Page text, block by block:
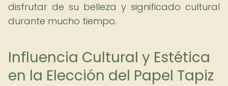
disfrutar de su belleza y significado cultural
durante mucho tiempo.
Influencia Cultural y Estética
en la Elección del Papel Tapiz